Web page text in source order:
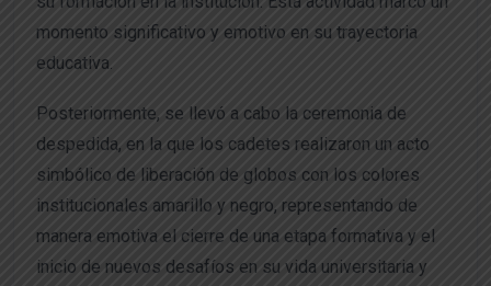
momento significativo y emotivo en su trayectoria
educativa.
Posteriormente, se llevó a cabo la ceremonia de
despedida, en la que los cadetes realizaron un acto
simbólico de liberación de globos con los colores
institucionales amarillo y negro, representando de
manera emotiva el cierre de una etapa formativa y el
inicio de nuevos desafíos en su vida universitaria y